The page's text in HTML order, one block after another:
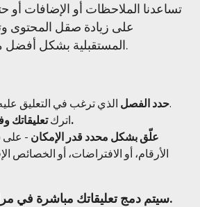
تساعدنا الملاحظات أو الإضافات أو
على زيادة صقل المحتوى
المستقبلية بشكل أفضل مع الظروف المحلية.
في مستند PDF، حدد الفصلالذي ترغب في التعليق عليه.
اتركتعليقاتك وفقًا للفصل المحدد.
علّق بشكل محدد قدر الإمكان - على
الأرقام، أو الافتراضات، أو الخصائص
سيتم دمج تعليقاتك مباشرة في مراجعة التقرير النهائي.